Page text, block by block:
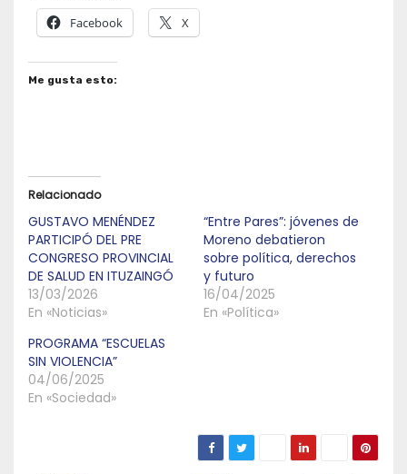
Facebook X
Me gusta esto:
Relacionado
GUSTAVO MENÉNDEZ
PARTICIPÓ DEL PRE
CONGRESO PROVINCIAL
DE SALUD EN ITUZAINGÓ
13/03/2026
En «Noticias»
“Entre Pares”: jóvenes de
Moreno debatieron
sobre política, derechos
y futuro
16/04/2025
En «Política»
PROGRAMA “ESCUELAS
SIN VIOLENCIA”
04/06/2025
En «Sociedad»